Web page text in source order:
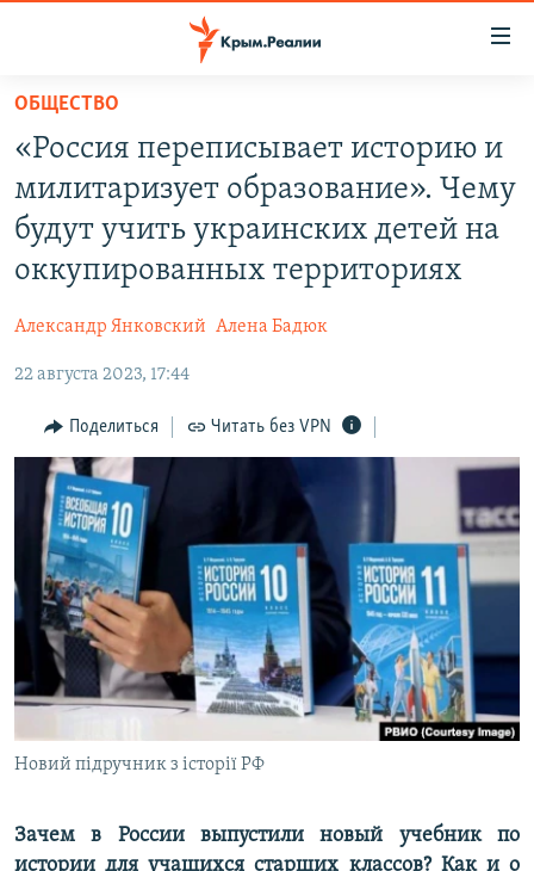
Вернуться
основному
содержанию
Вернутся
главной
Вернутся
ВОДА
ИНТЕРАКТИВ
ИНФОГРАФИКА
ТЕЛЕПРОЕКТ КРЫМ.РЕАЛИИ
СОВЕТЫ ПРАВОЗАЩИТНИКОВ
ПРОПАВШИЕ БЕЗ ВЕСТИ
ПОБЕДИТЕЛЕЙ НЕ СУДЯТ?
КРЫМ.НЕПОКОРЕННЫЙ
ELIFBE
УКРАИНСКАЯ ПРОБЛЕМА КРЫМА
РАДІО СВОБОДА
КАК ОБОЙТИ БЛОКИРОВКУ
Qırımtatar
ПРИСОЕДИНЯЙТЕСЬ!
Все сайты RFE/RL
ОБЩЕСТВО
«Россия переписывает историю и
милитаризует образование». Чему
будут учить украинских детей на
оккупированных территориях
Александр Янковский Алена Бадюк
22 августа 2023, 17:44
Поделиться Читать без VPN
Новий підручник з історії РФ
Зачем в России выпустили новый учебник по
истории для учащихся старших классов? Как и о